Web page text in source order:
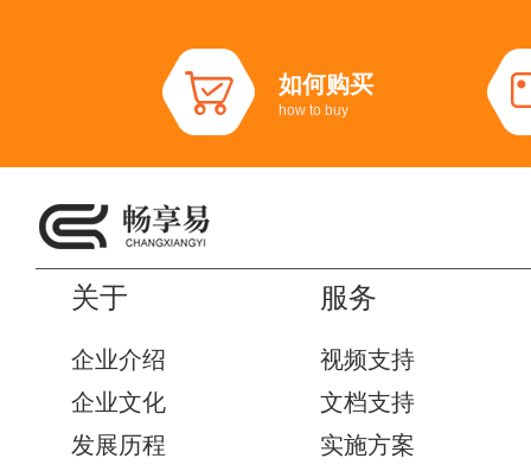
如何购买
how to buy
关于
企业介绍
企业文化
发展历程
服务
视频支持
文档支持
实施方案